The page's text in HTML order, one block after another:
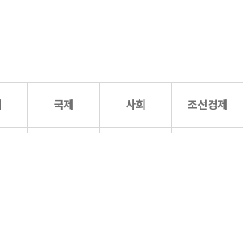
국제 사회 조선경제